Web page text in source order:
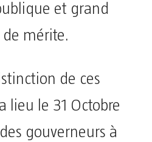
et grand
de mérite.
de ces
lieu le 31 Octobre
gouverneurs à